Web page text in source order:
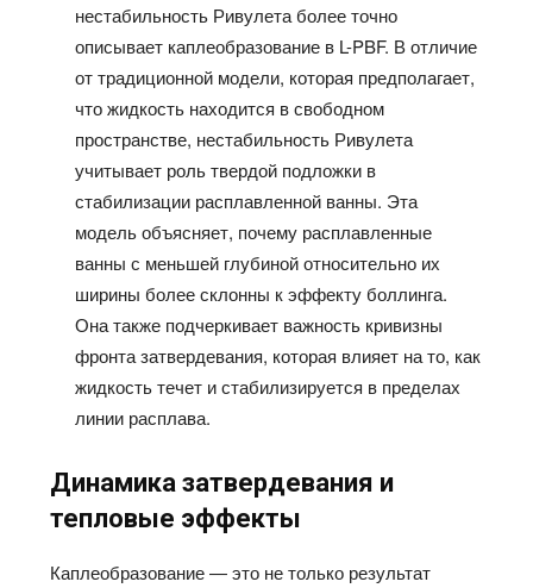
нестабильность Ривулета более точно
описывает каплеобразование в L-PBF. В отличие
от традиционной модели, которая предполагает,
что жидкость находится в свободном
пространстве, нестабильность Ривулета
учитывает роль твердой подложки в
стабилизации расплавленной ванны. Эта
модель объясняет, почему расплавленные
ванны с меньшей глубиной относительно их
ширины более склонны к эффекту боллинга.
Она также подчеркивает важность кривизны
фронта затвердевания, которая влияет на то, как
жидкость течет и стабилизируется в пределах
линии расплава.
Динамика затвердевания и
тепловые эффекты
Каплеобразование — это не только результат